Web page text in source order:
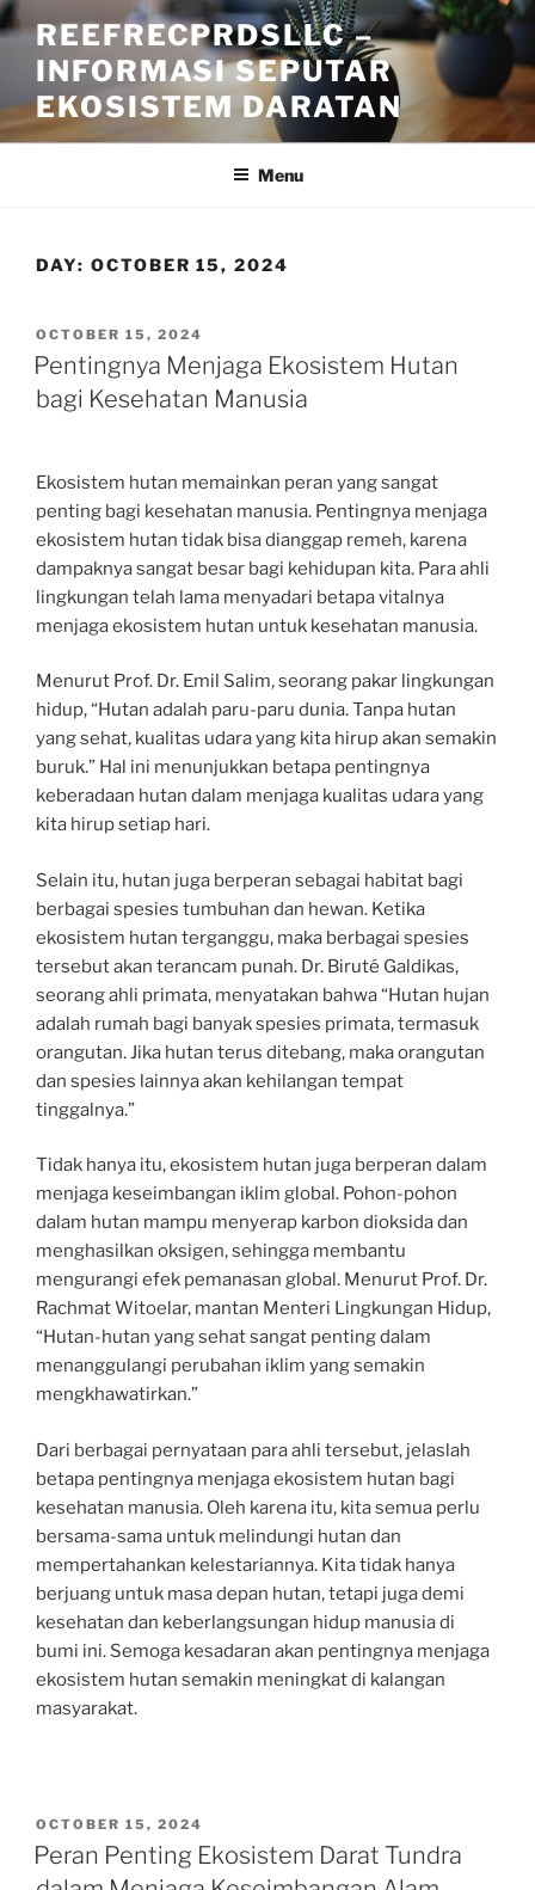
Skip
to
content
REEFRECPRDSLLC –
INFORMASI SEPUTAR
EKOSISTEM DARATAN
Menu
DAY: OCTOBER 15, 2024
POSTED
ON
OCTOBER 15, 2024
Pentingnya Menjaga Ekosistem Hutan
bagi Kesehatan Manusia
Ekosistem hutan memainkan peran yang sangat
penting bagi kesehatan manusia. Pentingnya menjaga
ekosistem hutan tidak bisa dianggap remeh, karena
dampaknya sangat besar bagi kehidupan kita. Para ahli
lingkungan telah lama menyadari betapa vitalnya
menjaga ekosistem hutan untuk kesehatan manusia.
Menurut Prof. Dr. Emil Salim, seorang pakar lingkungan
hidup, “Hutan adalah paru-paru dunia. Tanpa hutan
yang sehat, kualitas udara yang kita hirup akan semakin
buruk.” Hal ini menunjukkan betapa pentingnya
keberadaan hutan dalam menjaga kualitas udara yang
kita hirup setiap hari.
Selain itu, hutan juga berperan sebagai habitat bagi
berbagai spesies tumbuhan dan hewan. Ketika
ekosistem hutan terganggu, maka berbagai spesies
tersebut akan terancam punah. Dr. Biruté Galdikas,
seorang ahli primata, menyatakan bahwa “Hutan hujan
adalah rumah bagi banyak spesies primata, termasuk
orangutan. Jika hutan terus ditebang, maka orangutan
dan spesies lainnya akan kehilangan tempat
tinggalnya.”
Tidak hanya itu, ekosistem hutan juga berperan dalam
menjaga keseimbangan iklim global. Pohon-pohon
dalam hutan mampu menyerap karbon dioksida dan
menghasilkan oksigen, sehingga membantu
mengurangi efek pemanasan global. Menurut Prof. Dr.
Rachmat Witoelar, mantan Menteri Lingkungan Hidup,
“Hutan-hutan yang sehat sangat penting dalam
menanggulangi perubahan iklim yang semakin
mengkhawatirkan.”
Dari berbagai pernyataan para ahli tersebut, jelaslah
betapa pentingnya menjaga ekosistem hutan bagi
kesehatan manusia. Oleh karena itu, kita semua perlu
bersama-sama untuk melindungi hutan dan
mempertahankan kelestariannya. Kita tidak hanya
berjuang untuk masa depan hutan, tetapi juga demi
kesehatan dan keberlangsungan hidup manusia di
bumi ini. Semoga kesadaran akan pentingnya menjaga
ekosistem hutan semakin meningkat di kalangan
masyarakat.
POSTED
ON
OCTOBER 15, 2024
Peran Penting Ekosistem Darat Tundra